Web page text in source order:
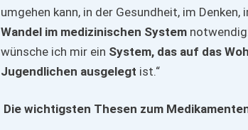
umgehen kann, in der Gesundheit, im Denken,
Wandel im medizinischen System
wünsche ich mir ein System, das auf das
Jugendlichen ausgelegt ist.“
Die wichtigsten Thesen zum